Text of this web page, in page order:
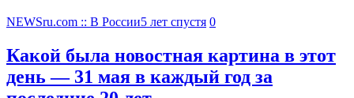
NEWSru.com :: В России5 лет спустя 0
Какой была новостная картина в этот
день — 31 мая в каждый год за